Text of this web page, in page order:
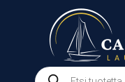
Products